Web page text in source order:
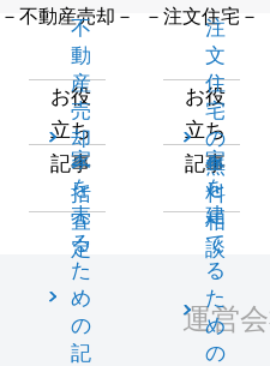
－不動産売却－
不
動
産
売
却
一
括
査
定
お役
立ち
記事
家
を
売
る
た
め
の
記
－注文住宅－
注
文
住
宅
の
無
料
相
談
お役
立ち
記事
家
を
建
て
る
た
め
の
運営